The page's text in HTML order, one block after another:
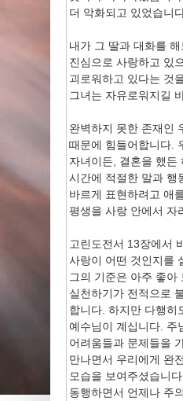
더 악화되고 있었습니
내가 그 딸과 대화를
진심으로 사랑하고 있
괴로워하고 있다는 것
그녀는 자유로워지길
완벽하지 못한 존재인
때문에 힘들어합니다.
자녀이든, 결혼을 했든
시간에 적절한 말과 행
바르게 표현하려고 애
평생을 사랑 안에서 자
고린도전서 13장에서
사랑이 어떤 것인지를
그의 기준은 아주 좋아
실천하기가 전적으로
합니다. 하지만 다행히
예수님이 계십니다. 주
어려움들과 문제들을
만나면서 우리에게 완
모습을 보여주셨습니
동행하면서 언제나 주